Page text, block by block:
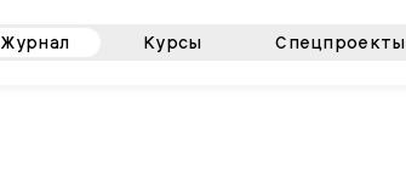
Журнал Курсы Спецпроекты